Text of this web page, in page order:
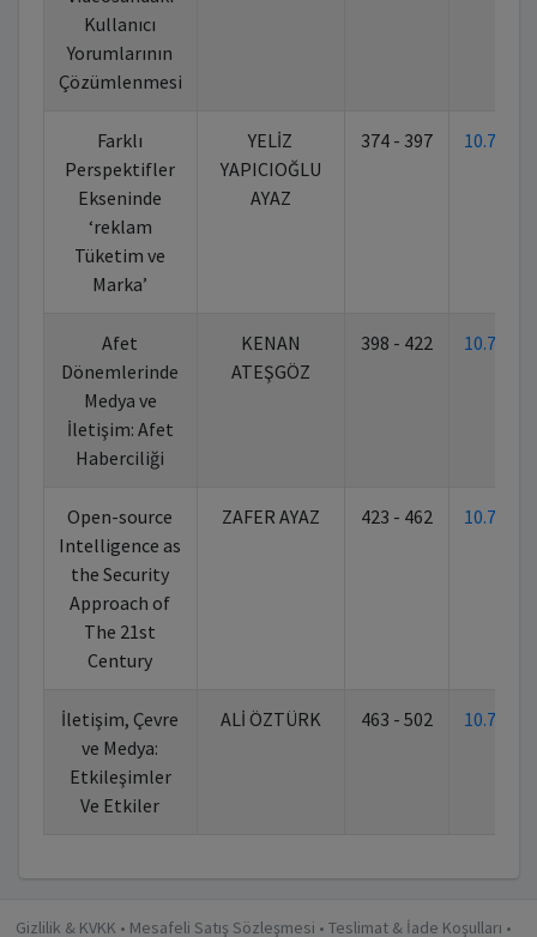
Kullanıcı
Yorumlarının
Çözümlenmesi
Farklı
Perspektifler
Ekseninde
‘reklam
Tüketim ve
Marka’
YELİZ
YAPICIOĞLU
AYAZ
374 - 397
Afet
Dönemlerinde
Medya ve
İletişim: Afet
Haberciliği
KENAN
ATEŞGÖZ
398 - 422
Open-source
Intelligence as
the Security
Approach of
The 21st
Century
ZAFER AYAZ 423 - 462
İletişim, Çevre
ve Medya:
Etkileşimler
Ve Etkiler
ALİ ÖZTÜRK 463 - 502
Gizlilik & KVKK • Mesafeli Satış Sözleşmesi • Teslimat & İade Koşulları •